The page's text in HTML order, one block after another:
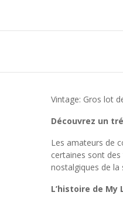
Vintage: Gros lot
Découvrez un
Les amateurs de
certaines sont
nostalgiques de la
L’histoire de My